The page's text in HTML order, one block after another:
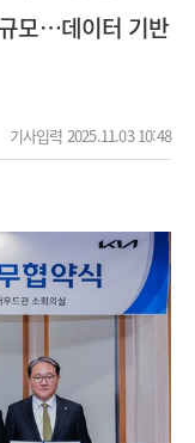
모…데이터 기반
기사입력 2025.11.03 10:48